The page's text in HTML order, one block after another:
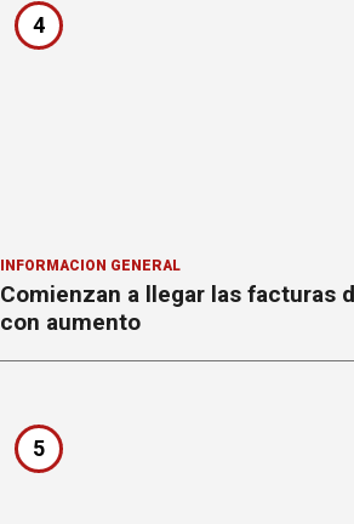
4
INFORMACION GENERAL
Comienzan a llegar las facturas
con aumento
5